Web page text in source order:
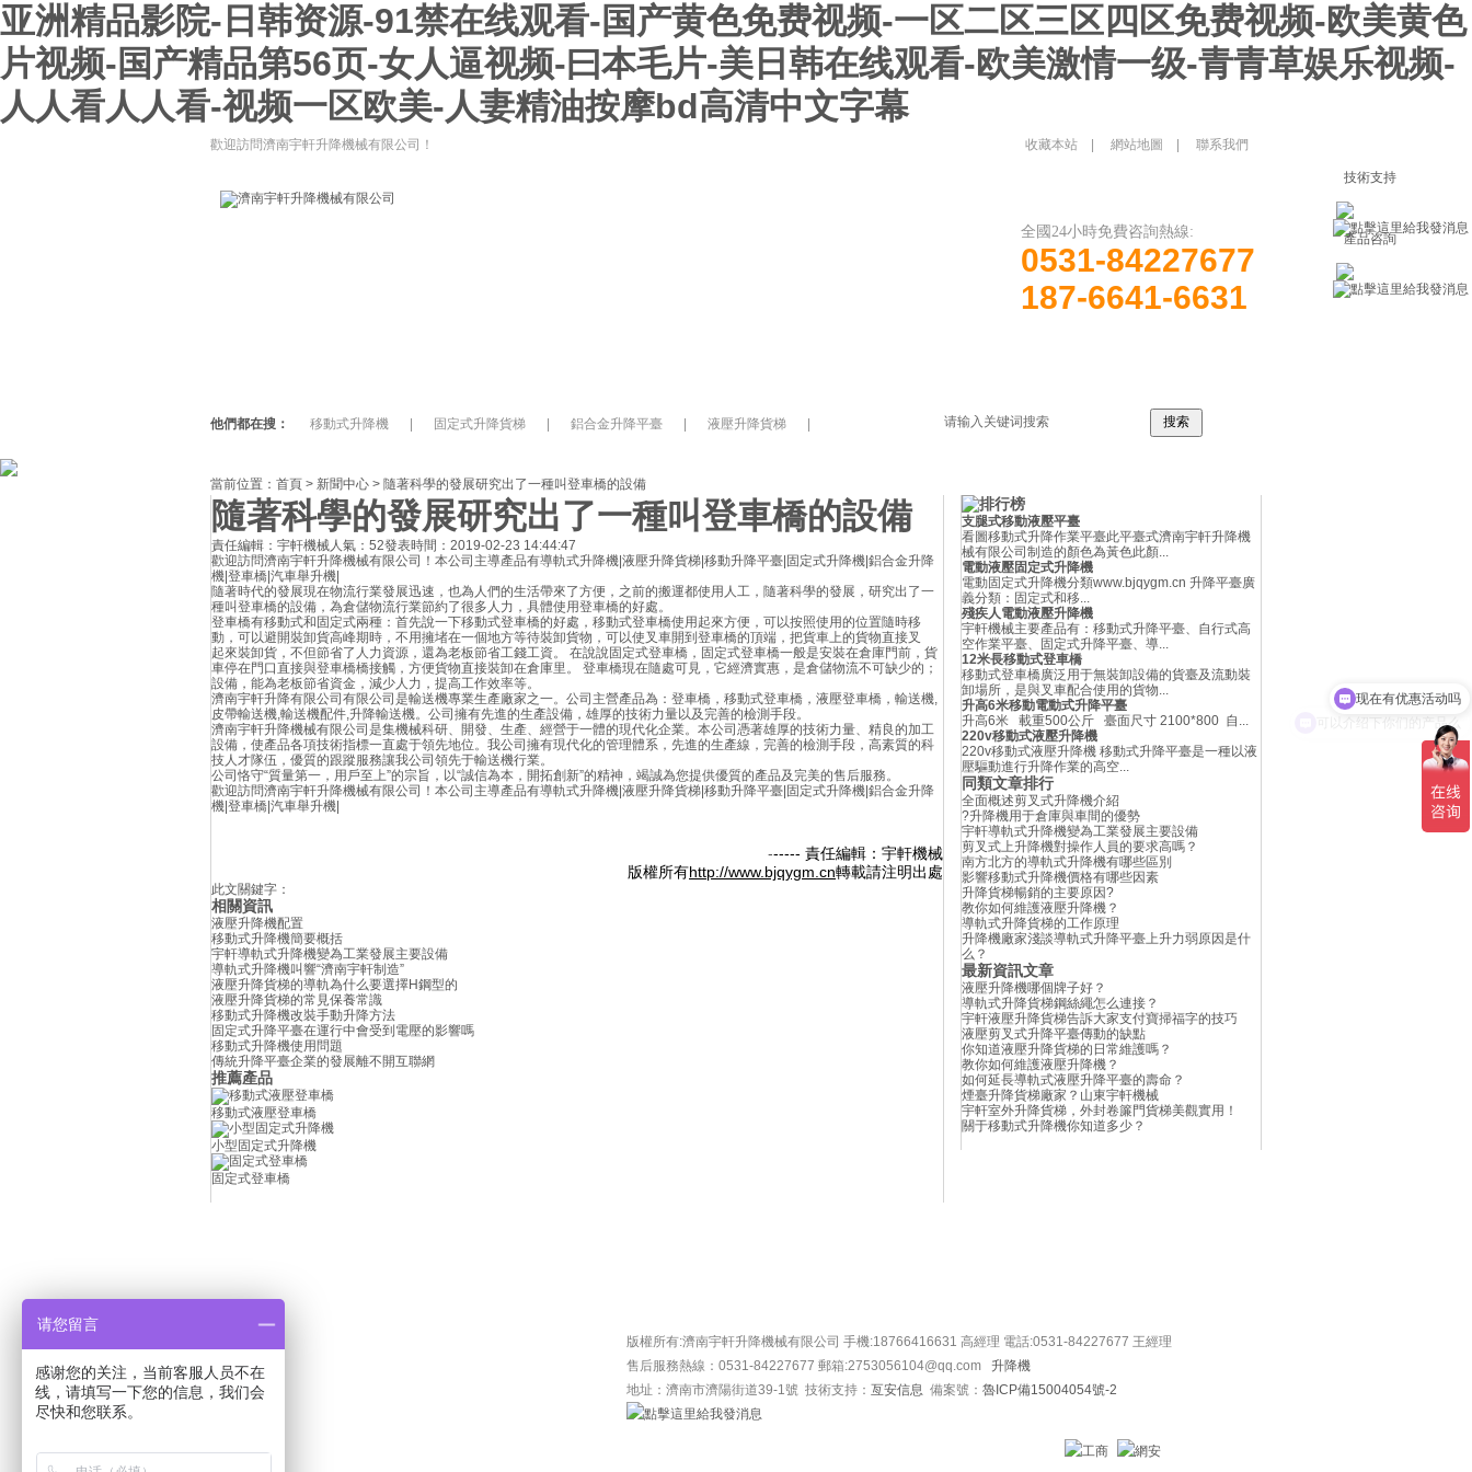
亚洲精品影院-日韩资源-91禁在线观看-国产黄色免费视频-一区二区三区四区免费视频-欧美黄色
片视频-国产精品第56页-女人逼视频-曰本毛片-美日韩在线观看-欧美激情一级-青青草娱乐视频-
人人看人人看-视频一区欧美-人妻精油按摩bd高清中文字幕
收藏本站 網站地圖 聯系我們
歡迎訪問濟南宇軒升降機械有限公司！
全國24小時免費咨詢熱線:
0531-84227677
187-6641-6631
他們都在搜： 移動式升降機 固定式升降貨梯 鋁合金升降平臺 液壓升降貨梯
當前位置： 首頁 > 新聞中心 > 隨著科學的發展研究出了一種叫登車橋的設備
隨著科學的發展研究出了一種叫登車橋的設備
責任編輯：宇軒機械人氣：52發表時間：2019-02-23 14:44:47
歡迎訪問濟南宇軒升降機械有限公司！本公司主導產品有導軌式升降機|液壓升降貨梯|移動升降平臺|固定式升降機|鋁合金升降
機|登車橋|汽車舉升機|
隨著時代的發展現在物流行業發展迅速，也為人們的生活帶來了方便，之前的搬運都使用人工，隨著科學的發展，研究出了一
種叫登車橋的設備，為倉儲物流行業節約了很多人力，具體使用登車橋的好處。
登車橋有移動式和固定式兩種：首先說一下移動式登車橋的好處，移動式登車橋使用起來方便，可以按照使用的位置隨時移
動，可以避開裝卸貨高峰期時，不用擁堵在一個地方等待裝卸貨物，可以使叉車開到登車橋的頂端，把貨車上的貨物直接叉
起來裝卸貨，不但節省了人力資源，還為老板節省工錢工資。 在說說固定式登車橋，固定式登車橋一般是安裝在倉庫門前，貨
車停在門口直接與登車橋橋接觸，方便貨物直接裝卸在倉庫里。 登車橋現在隨處可見，它經濟實惠，是倉儲物流不可缺少的；
設備，能為老板節省資金，減少人力，提高工作效率等。
濟南宇軒升降有限公司有限公司是輸送機專業生產廠家之一。公司主營產品為：登車橋，移動式登車橋，液壓登車橋，輸送機,
皮帶輸送機,輸送機配件,升降輸送機。公司擁有先進的生產設備，雄厚的技術力量以及完善的檢測手段。
濟南宇軒升降機械有限公司是集機械科研、開發、生產、經營于一體的現代化企業。本公司憑著雄厚的技術力量、精良的加工
設備，使產品各項技術指標一直處于領先地位。我公司擁有現代化的管理體系，先進的生產線，完善的檢測手段，高素質的科
技人才隊伍，優質的跟蹤服務讓我公司領先于輸送機行業。
公司恪守“質量第一，用戶至上”的宗旨，以“誠信為本，開拓創新”的精神，竭誠為您提供優質的產品及完美的售后服務。
歡迎訪問濟南宇軒升降機械有限公司！本公司主導產品有導軌式升降機|液壓升降貨梯|移動升降平臺|固定式升降機|鋁合金升降
機|登車橋|汽車舉升機|
------ 責任編輯：宇軒機械
版權所有http://www.bjqygm.cn轉載請注明出處
此文關鍵字：
相關資訊
液壓升降機配置
移動式升降機簡要概括
宇軒導軌式升降機變為工業發展主要設備
導軌式升降機叫響“濟南宇軒制造”
液壓升降貨梯的導軌為什么要選擇H鋼型的
液壓升降貨梯的常見保養常識
移動式升降機改裝手動升降方法
固定式升降平臺在運行中會受到電壓的影響嗎
移動式升降機使用問題
傳統升降平臺企業的發展離不開互聯網
推薦產品
移動式液壓登車橋
小型固定式升降機
固定式登車橋
支腿式移動液壓平臺
看圖移動式升降作業平臺此平臺式濟南宇軒升降機
械有限公司制造的顏色為黃色此顏...
電動液壓固定式升降機
電動固定式升降機分類www.bjqygm.cn 升降平臺廣
義分類：固定式和移...
殘疾人電動液壓升降機
宇軒機械主要產品有：移動式升降平臺、自行式高
空作業平臺、固定式升降平臺、導...
12米長移動式登車橋
移動式登車橋廣泛用于無裝卸設備的貨臺及流動裝
卸場所，是與叉車配合使用的貨物...
升高6米移動電動式升降平臺
升高6米 載重500公斤 臺面尺寸 2100*800 自...
220v移動式液壓升降機
220v移動式液壓升降機 移動式升降平臺是一種以液
壓驅動進行升降作業的高空...
同類文章排行
全面概述剪叉式升降機介紹
?升降機用于倉庫與車間的優勢
宇軒導軌式升降機變為工業發展主要設備
剪叉式上升降機對操作人員的要求高嗎？
南方北方的導軌式升降機有哪些區別
影響移動式升降機價格有哪些因素
升降貨梯暢銷的主要原因?
教你如何維護液壓升降機？
導軌式升降貨梯的工作原理
升降機廠家淺談導軌式升降平臺上升力弱原因是什
么？
最新資訊文章
液壓升降機哪個牌子好？
導軌式升降貨梯鋼絲繩怎么連接？
宇軒液壓升降貨梯告訴大家支付寶掃福字的技巧
液壓剪叉式升降平臺傳動的缺點
你知道液壓升降貨梯的日常維護嗎？
教你如何維護液壓升降機？
如何延長導軌式液壓升降平臺的壽命？
煙臺升降貨梯廠家？山東宇軒機械
宇軒室外升降貨梯，外封卷簾門貨梯美觀實用！
關于移動式升降機你知道多少？
版權所有:濟南宇軒升降機械有限公司 手機:18766416631 高經理 電話:0531-84227677 王經理
售后服務熱線：0531-84227677 郵箱:2753056104@qq.com 升降機
地址：濟南市濟陽街道39-1號 技術支持： 亙安信息 備案號： 魯ICP備15004054號-2
技術支持
產品咨詢
可以介绍下你们的产品么
请您留言
感谢您的关注，当前客服人员不在
线，请填写一下您的信息，我们会
尽快和您联系。